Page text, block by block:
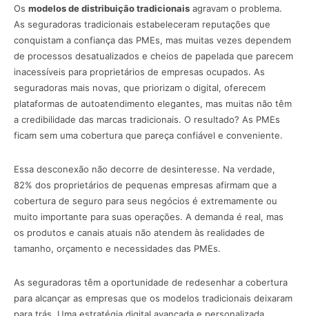
Os modelos de distribuição tradicionais agravam o problema.
As seguradoras tradicionais estabeleceram reputações que
conquistam a confiança das PMEs, mas muitas vezes dependem
de processos desatualizados e cheios de papelada que parecem
inacessíveis para proprietários de empresas ocupados. As
seguradoras mais novas, que priorizam o digital, oferecem
plataformas de autoatendimento elegantes, mas muitas não têm
a credibilidade das marcas tradicionais. O resultado? As PMEs
ficam sem uma cobertura que pareça confiável e conveniente.
Essa desconexão não decorre de desinteresse. Na verdade,
82% dos proprietários de pequenas empresas afirmam que a
cobertura de seguro para seus negócios é extremamente ou
muito importante para suas operações. A demanda é real, mas
os produtos e canais atuais não atendem às realidades de
tamanho, orçamento e necessidades das PMEs.
As seguradoras têm a oportunidade de redesenhar a cobertura
para alcançar as empresas que os modelos tradicionais deixaram